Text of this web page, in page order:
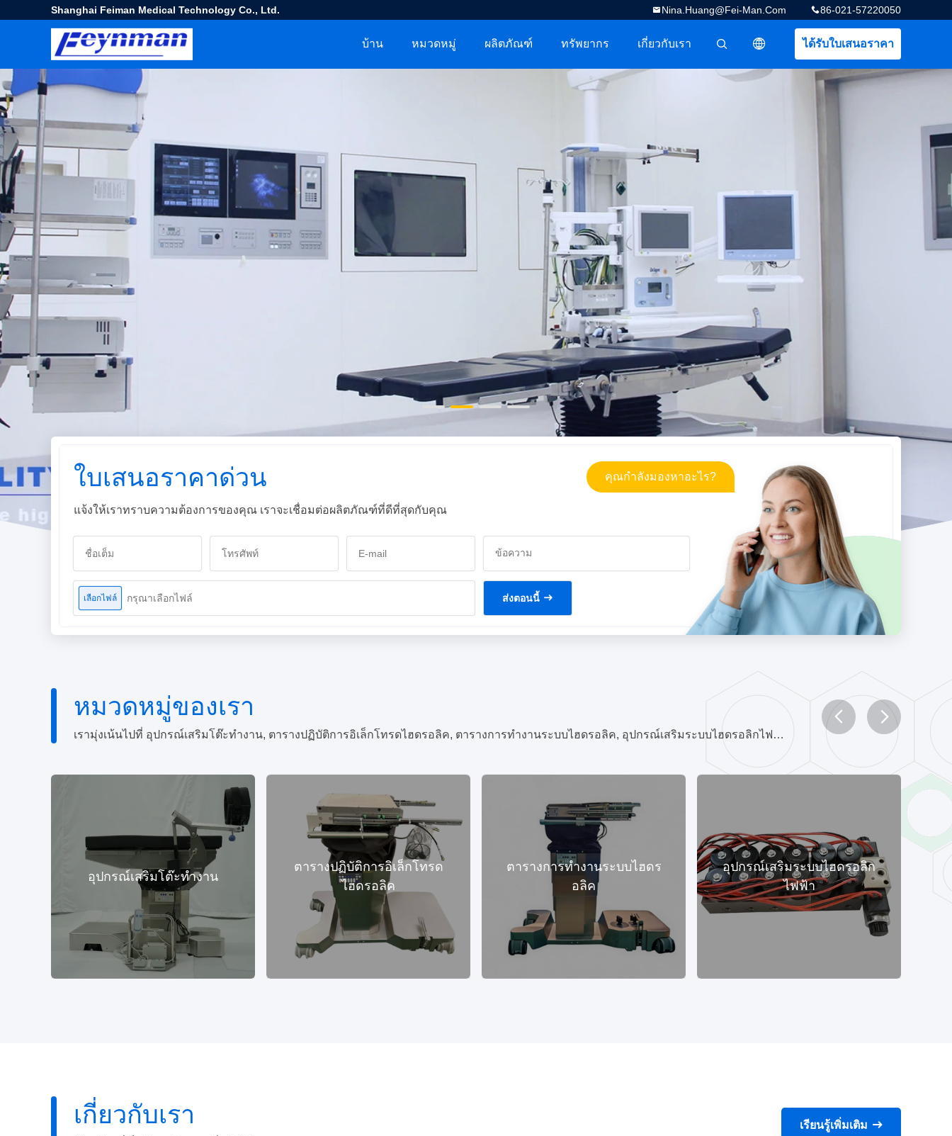
Shanghai Feiman Medical Technology Co., Ltd. 86-021-57220050
Nina.huang@fei-Man.com
ได้รับใบเสนอราคา
บ้าน หมวดหมู่ ผลิตภัณฑ์ ทรัพยากร เกี่ยวกับเรา
คุณกำลังมองหาอะไร?
ใบเสนอราคาด่วน
แจ้งให้เราทราบความต้องการของคุณ เราจะเชื่อมต่อผลิตภัณฑ์ที่ดีที่สุดกับคุณ
เลือกไฟล์ กรุณาเลือกไฟล์ ส่งตอนนี้
หมวดหมู่ของเรา
เรามุ่งเน้นไปที่ อุปกรณ์เสริมโต๊ะทำงาน, ตารางปฏิบัติการอิเล็กโทรดไฮดรอลิค, ตารางการทำงานระบบไฮดรอลิค, อุปกรณ์เสริมระบบไฮดรอลิกไฟฟ้า สินค้าและอื่นๆ
อุปกรณ์เสริมโต๊ะทำงาน
ตารางปฏิบัติการอิเล็กโทรด
ไฮดรอลิค
ตารางการทำงานระบบไฮดร
อลิค
อุปกรณ์เสริมระบบไฮดรอลิก
ไฟฟ้า
เกี่ยวกับเรา เรียนรู้เพิ่มเติม